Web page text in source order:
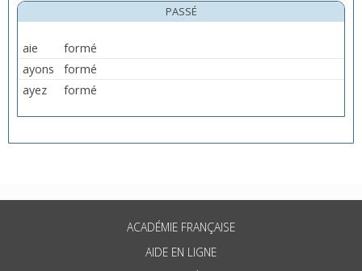
PASSÉ
aie
formé
ayons
formé
ayez
formé
ACADÉMIE FRANÇAISE
AIDE EN LIGNE